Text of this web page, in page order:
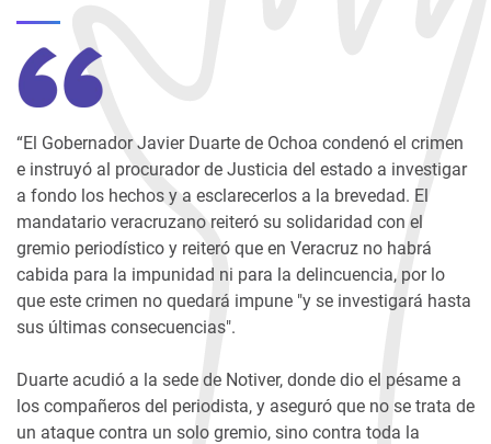
“El Gobernador Javier Duarte de Ochoa condenó el crimen
e instruyó al procurador de Justicia del estado a investigar
a fondo los hechos y a esclarecerlos a la brevedad. El
mandatario veracruzano reiteró su solidaridad con el
gremio periodístico y reiteró que en Veracruz no habrá
cabida para la impunidad ni para la delincuencia, por lo
que este crimen no quedará impune "y se investigará hasta
sus últimas consecuencias".
Duarte acudió a la sede de Notiver, donde dio el pésame a
los compañeros del periodista, y aseguró que no se trata de
un ataque contra un solo gremio, sino contra toda la